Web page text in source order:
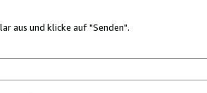
aus und klicke auf "Senden".